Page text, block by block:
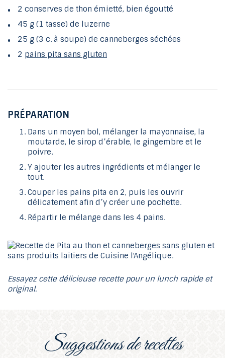
2 conserves de thon émietté, bien égoutté
45 g (1 tasse) de luzerne
25 g (3 c. à soupe) de canneberges séchées
2 pains pita sans gluten
PRÉPARATION
Dans un moyen bol, mélanger la mayonnaise, la
moutarde, le sirop d’érable, le gingembre et le
poivre.
Y ajouter les autres ingrédients et mélanger le
tout.
Couper les pains pita en 2, puis les ouvrir
délicatement afin d’y créer une pochette.
Répartir le mélange dans les 4 pains.
Essayez cette délicieuse recette pour un lunch rapide et
original.
suggestions de recettes